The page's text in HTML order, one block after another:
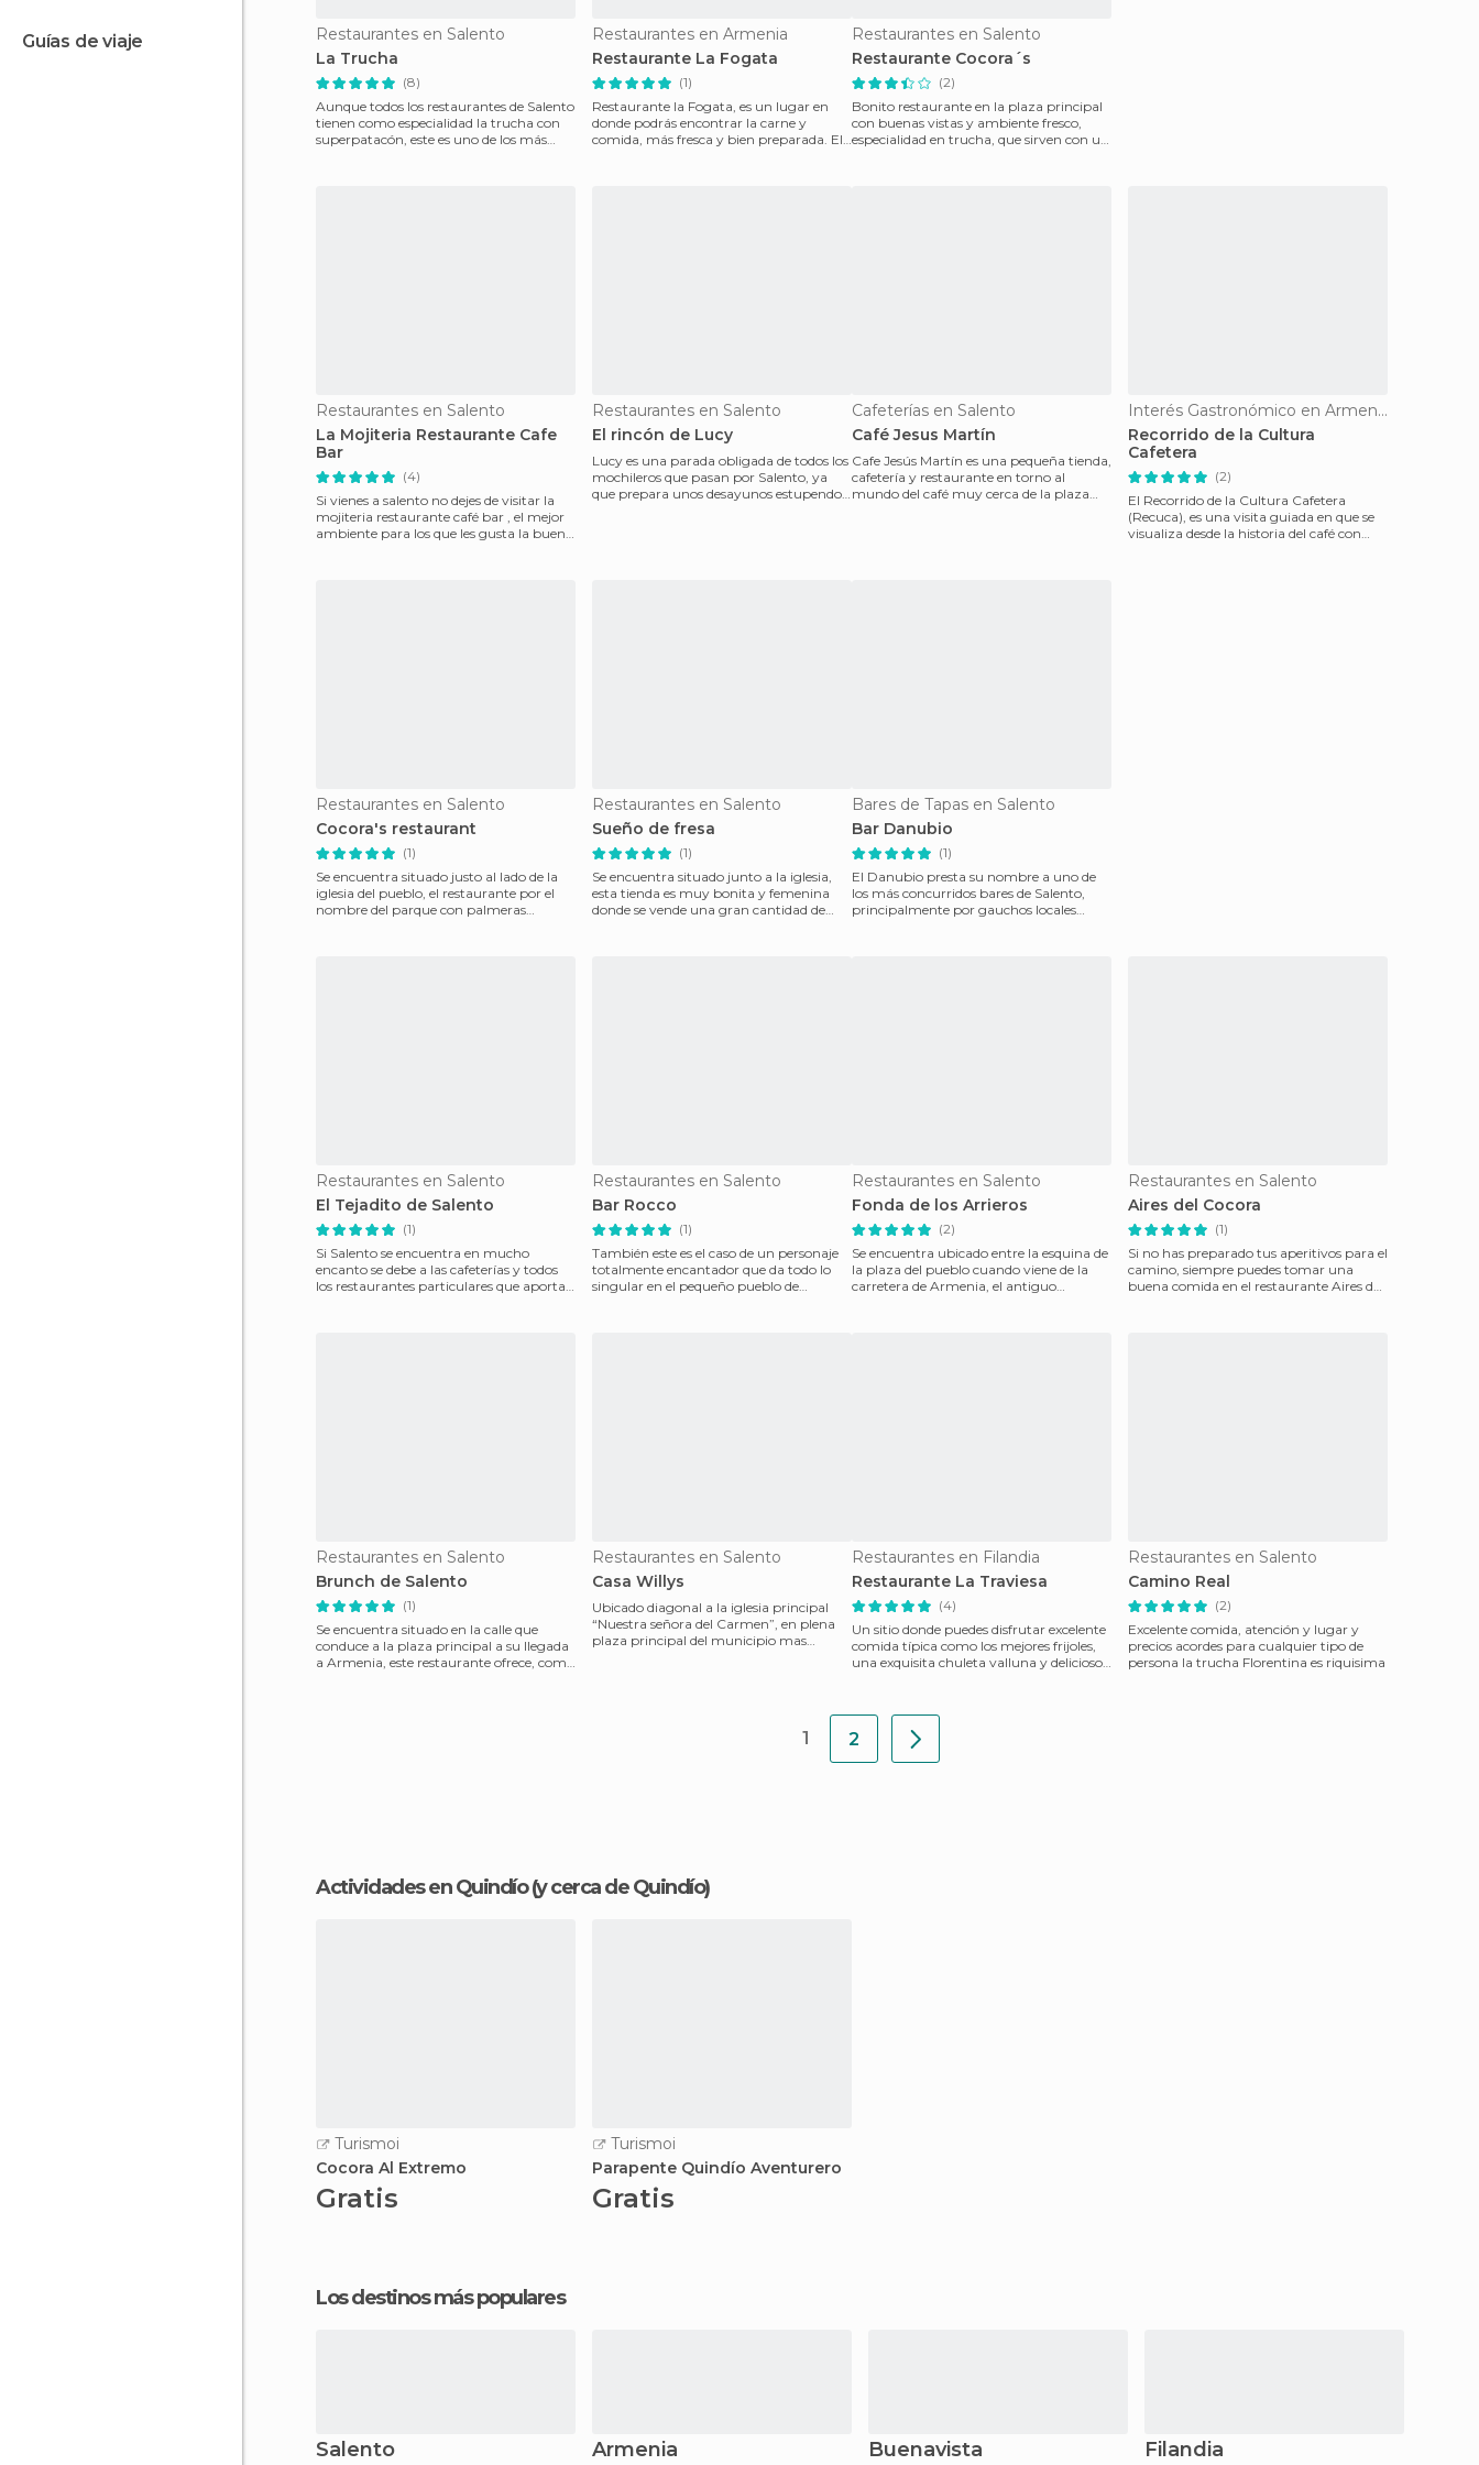
guías de viaje
Restaurantes en Salento
La Trucha
(8)
Aunque todos los restaurantes de Salento
tienen como especialidad la trucha con
superpatacón, este es uno de los más
Restaurantes en Armenia
Restaurante La Fogata
(1)
Restaurante la Fogata, es un lugar en
donde podrás encontrar la carne y
comida, más fresca y bien preparada. El
Restaurantes en Salento
Restaurante Cocora´s
(2)
Bonito restaurante en la plaza principal
con buenas vistas y ambiente fresco,
especialidad en trucha, que sirven con un
Restaurantes en Salento
La Mojiteria Restaurante Cafe
Bar
(4)
Si vienes a salento no dejes de visitar la
mojiteria restaurante café bar , el mejor
ambiente para los que les gusta la buena
Restaurantes en Salento
El rincón de Lucy
Lucy es una parada obligada de todos los
mochileros que pasan por Salento, ya
que prepara unos desayunos estupendos
Cafeterías en Salento
Café Jesus Martín
Cafe Jesús Martín es una pequeña tienda,
cafetería y restaurante en torno al
mundo del café muy cerca de la plaza
Interés Gastronómico en Armenia
Recorrido de la Cultura
Cafetera
(2)
El Recorrido de la Cultura Cafetera
(Recuca), es una visita guiada en que se
visualiza desde la historia del café con
Restaurantes en Salento
Cocora's restaurant
(1)
Se encuentra situado justo al lado de la
iglesia del pueblo, el restaurante por el
nombre del parque con palmeras
Restaurantes en Salento
Sueño de fresa
(1)
Se encuentra situado junto a la iglesia,
esta tienda es muy bonita y femenina
donde se vende una gran cantidad de
Bares de Tapas en Salento
Bar Danubio
(1)
El Danubio presta su nombre a uno de
los más concurridos bares de Salento,
principalmente por gauchos locales
Restaurantes en Salento
El Tejadito de Salento
(1)
Si Salento se encuentra en mucho
encanto se debe a las cafeterías y todos
los restaurantes particulares que aportan
Restaurantes en Salento
Bar Rocco
(1)
También este es el caso de un personaje
totalmente encantador que da todo lo
singular en el pequeño pueblo de
Restaurantes en Salento
Fonda de los Arrieros
(2)
Se encuentra ubicado entre la esquina de
la plaza del pueblo cuando viene de la
carretera de Armenia, el antiguo
Restaurantes en Salento
Aires del Cocora
(1)
Si no has preparado tus aperitivos para el
camino, siempre puedes tomar una
buena comida en el restaurante Aires del
Restaurantes en Salento
Brunch de Salento
(1)
Se encuentra situado en la calle que
conduce a la plaza principal a su llegada
a Armenia, este restaurante ofrece, como
Restaurantes en Salento
Casa Willys
Ubicado diagonal a la iglesia principal
“Nuestra señora del Carmen”, en plena
plaza principal del municipio mas
Restaurantes en Filandia
Restaurante La Traviesa
(4)
Un sitio donde puedes disfrutar excelente
comida típica como los mejores frijoles,
una exquisita chuleta valluna y deliciosos
Restaurantes en Salento
Camino Real
(2)
Excelente comida, atención y lugar y
precios acordes para cualquier tipo de
persona la trucha Florentina es riquisima
1 2
Actividades en Quindío (y cerca de Quindío)
Turismoi
Cocora Al Extremo
Gratis
Turismoi
Parapente Quindío Aventurero
Gratis
Los destinos más populares
Salento Armenia Buenavista Filandia